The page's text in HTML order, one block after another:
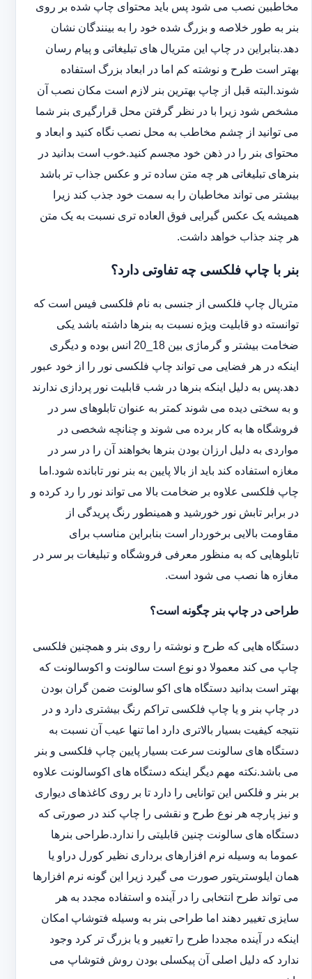
مخاطبین نصب می شود پس باید محتوای چاپ شده بر روی
بنر به طور خلاصه و بزرگ شده خود را به بینندگان نشان
دهد.بنابراین در چاپ این متریال های تبلیغاتی و پیام رسان
بهتر است طرح و نوشته کم اما در ابعاد بزرگ استفاده
شوند.البته قبل از چاپ بهترین بنر لازم است مکان نصب آن
مشخص شود زیرا با در نظر گرفتن محل قرارگیری بنر شما
می توانید از چشم مخاطب به محل نصب نگاه کنید و ابعاد و
محتوای بنر را در ذهن خود مجسم کنید.خوب است بدانید در
بنرهای تبلیغاتی هر چه متن ساده تر و عکس جذاب تر باشد
بیشتر می تواند مخاطبان را به سمت خود جذب کند زیرا
همیشه یک عکس گیرایی فوق العاده تری نسبت به یک متن
هر چند جذاب خواهد داشت.
بنر با چاپ فلکسی چه تفاوتی دارد؟
متریال چاپ فلکسی از جنسی به نام فلکسی فیس است که
توانسته دو قابلیت ویژه نسبت به بنرها داشته باشد یکی
ضخامت بیشتر و گرماژی بین 18_20 انس بوده و دیگری
اینکه در هر فضایی می تواند چاپ فلکسی نور را از خود عبور
دهد.پس به دلیل اینکه بنرها در شب قابلیت نور پردازی ندارند
و به سختی دیده می شوند کمتر به عنوان تابلوهای سر در
فروشگاه ها به کار برده می شوند و چنانچه شخصی در
مواردی به دلیل ارزان بودن بنرها بخواهند آن را در سر در
مغازه استفاده کند باید از بالا پایین به بنر نور تابانده شود.اما
چاپ فلکسی علاوه بر ضخامت بالا می تواند نور را رد کرده و
در برابر تابش نور خورشید و همینطور رنگ پریدگی از
مقاومت بالایی برخوردار است بنابراین مناسب برای
تابلوهایی که به منظور معرفی فروشگاه و تبلیغات بر سر در
مغازه ها نصب می شود است.
طراحی در چاپ بنر چگونه است؟
دستگاه هایی که طرح و نوشته را روی بنر و همچنین فلکسی
چاپ می کند معمولا دو نوع است سالونت و اکوسالونت که
بهتر است بدانید دستگاه های اکو سالونت ضمن گران بودن
در چاپ بنر و یا چاپ فلکسی تراکم رنگ بیشتری دارد و در
نتیجه کیفیت بسیار بالاتری دارد اما تنها عیب آن نسبت به
دستگاه های سالونت سرعت بسیار پایین چاپ فلکسی و بنر
می باشد.نکته مهم دیگر اینکه دستگاه های اکوسالونت علاوه
بر بنر و فلکس این توانایی را دارد تا بر روی کاغذهای دیواری
و نیز پارچه هر نوع طرح و نقشی را چاپ کند در صورتی که
دستگاه های سالونت چنین قابلیتی را ندارد.طراحی بنرها
عموما به وسیله نرم افزارهای برداری نظیر کورل دراو یا
همان ایلوستریتور صورت می گیرد زیرا این گونه نرم افزارها
می تواند طرح انتخابی را در آینده و استفاده مجدد به هر
سایزی تغییر دهند اما طراحی بنر به وسیله فتوشاپ امکان
اینکه در آینده مجددا طرح را تغییر و یا بزرگ تر کرد وجود
ندارد که دلیل اصلی آن پیکسلی بودن روش فتوشاپ می